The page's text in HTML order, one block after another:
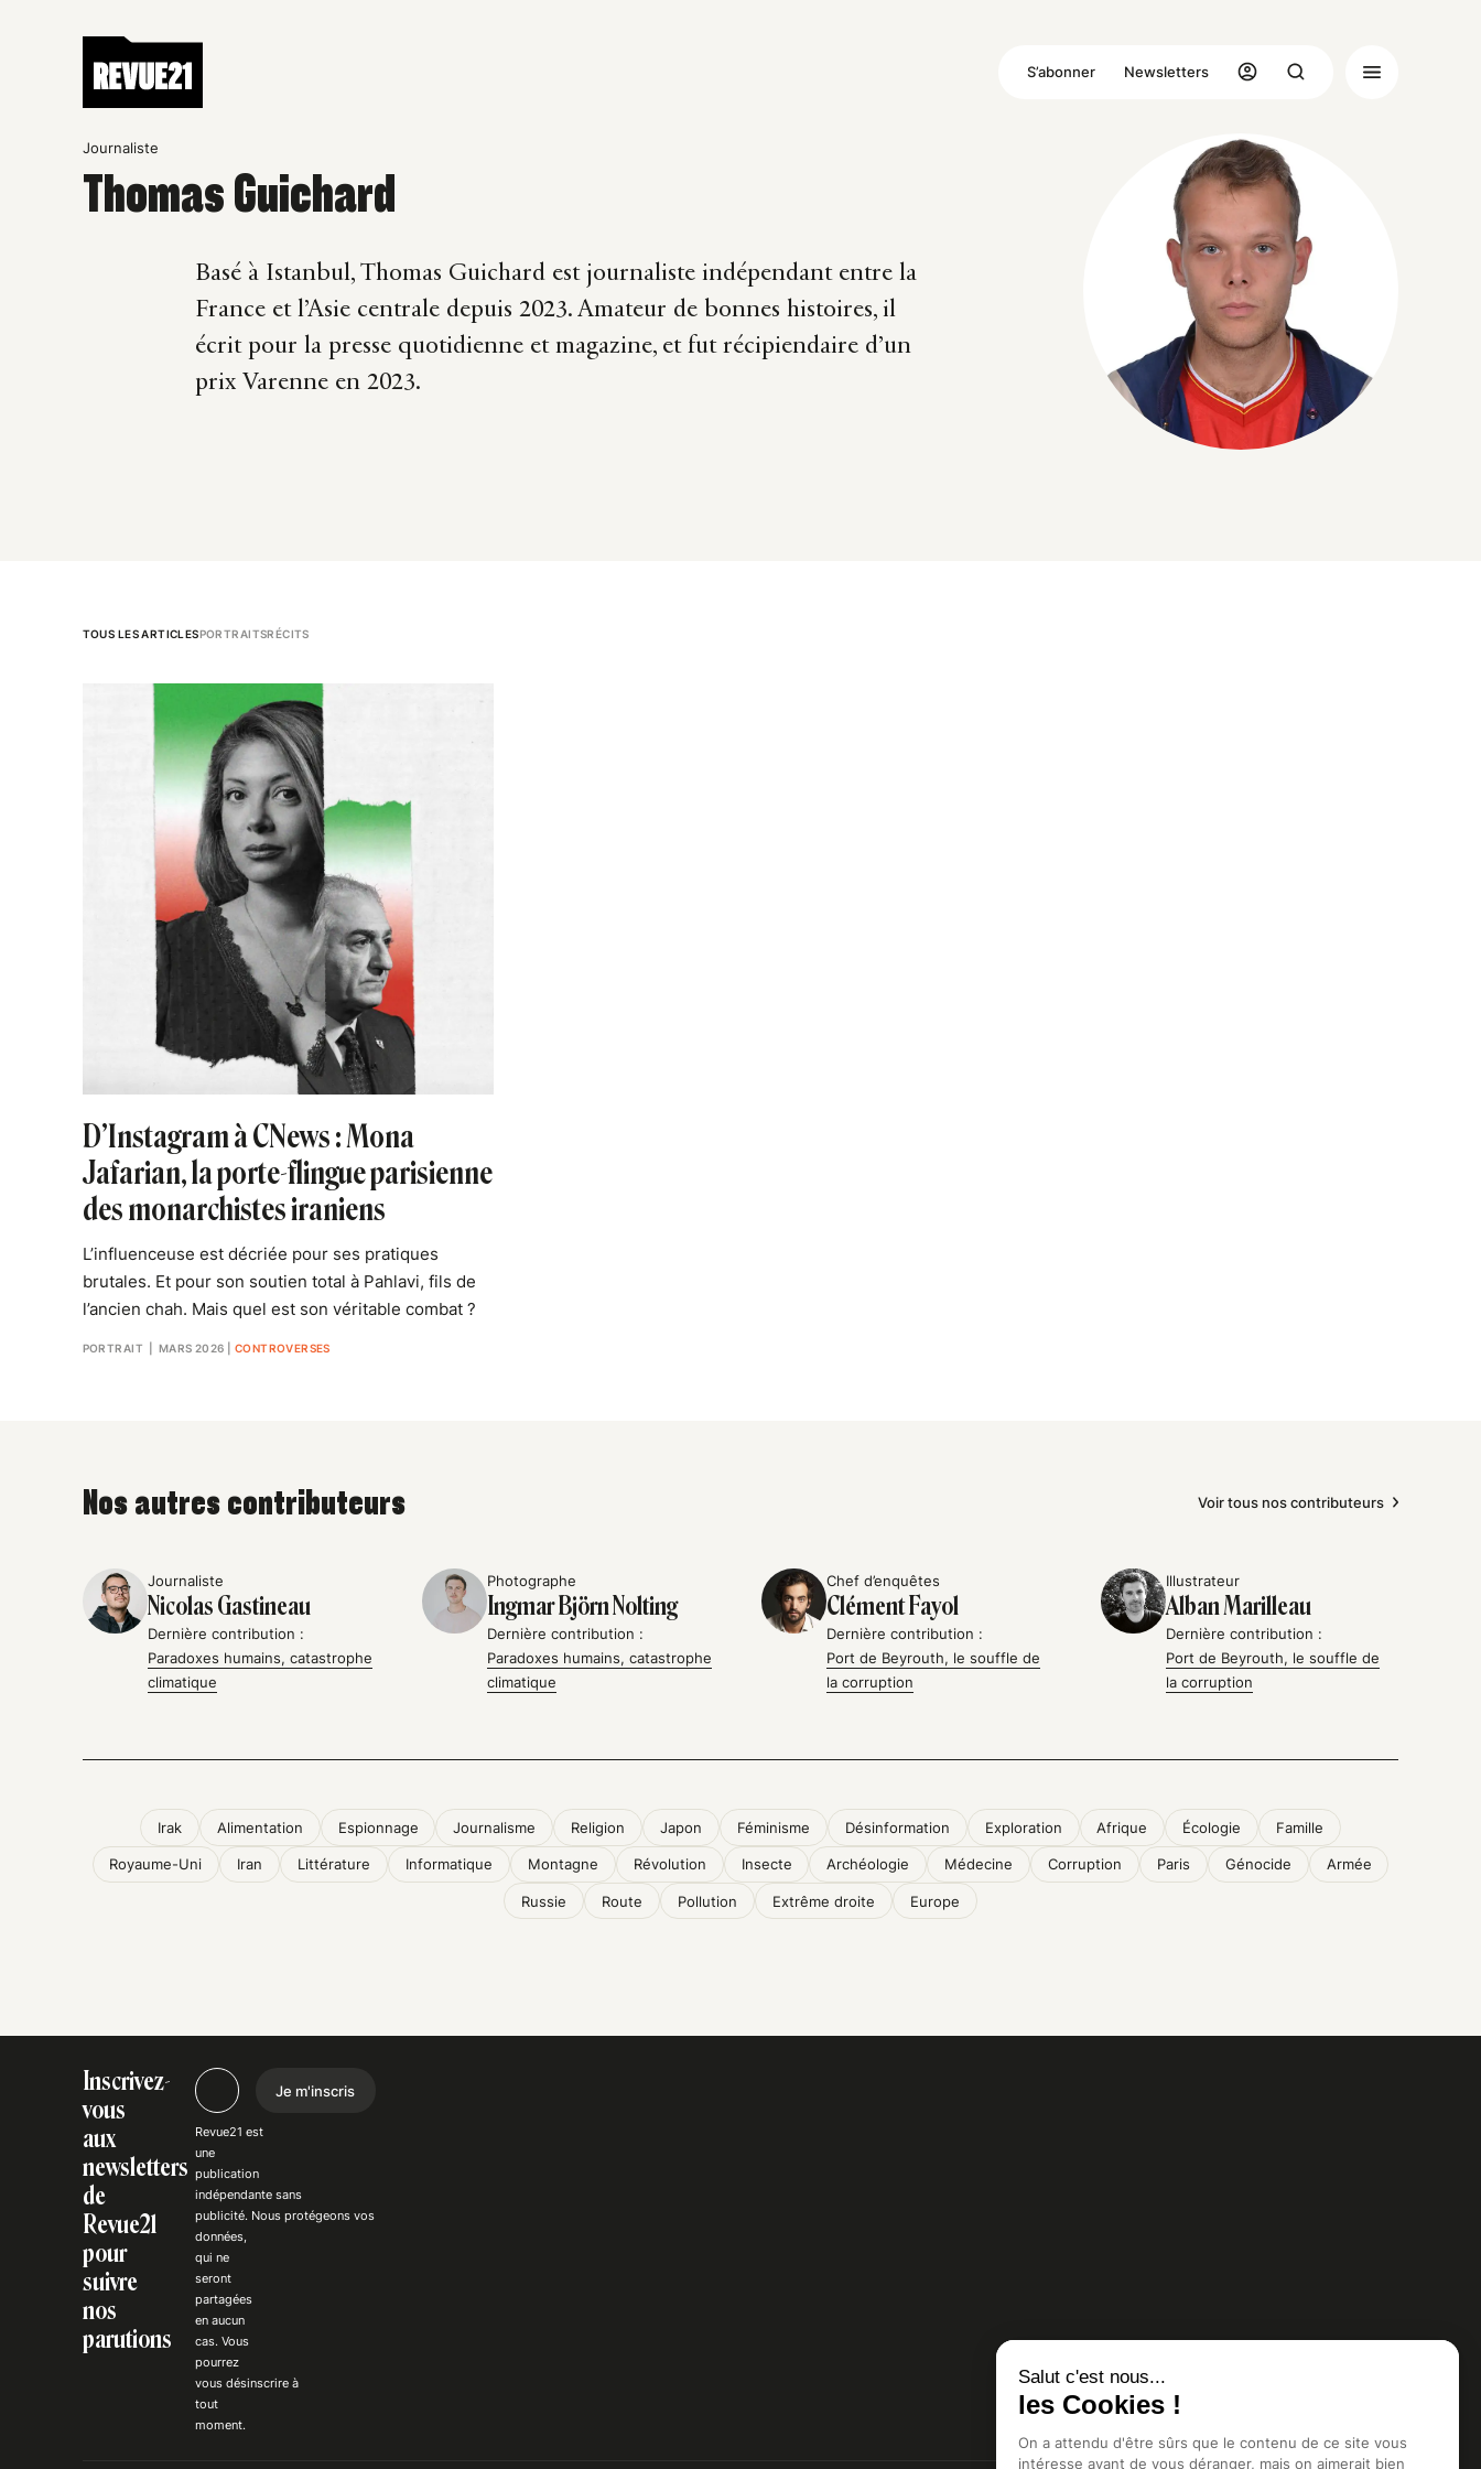
S’abonner Newsletters
Journaliste
Thomas Guichard
Basé à Istanbul, Thomas Guichard est journaliste indépendant entre la
France et l’Asie centrale depuis 2023. Amateur de bonnes histoires, il
écrit pour la presse quotidienne et magazine, et fut récipiendaire d’un
prix Varenne en 2023.
TOUS LES ARTICLESPORTRAITSRÉCITS
D’Instagram à CNews : Mona
Jafarian, la porte-flingue parisienne
des monarchistes iraniens
L’influenceuse est décriée pour ses pratiques
brutales. Et pour son soutien total à Pahlavi, fils de
l’ancien chah. Mais quel est son véritable combat ?
PORTRAIT | MARS 2026 CONTROVERSES
Nos autres contributeurs Voir tous nos contributeurs
Journaliste
Nicolas Gastineau
Dernière contribution :
Paradoxes humains, catastrophe
climatique
Photographe
Ingmar Björn Nolting
Dernière contribution :
Paradoxes humains, catastrophe
climatique
Chef d’enquêtes
Clément Fayol
Dernière contribution :
Port de Beyrouth, le souffle de
la corruption
Illustrateur
Alban Marilleau
Dernière contribution :
Port de Beyrouth, le souffle de
la corruption
Irak Alimentation Espionnage Journalisme Religion Japon Féminisme Désinformation Exploration Afrique Écologie Famille
Royaume-Uni Iran Littérature Informatique Montagne Révolution Insecte Archéologie Médecine Corruption Paris Génocide Armée
Russie Route Pollution Extrême droite Europe
Inscrivez-
vous
aux
newsletters
de
Revue21
pour
suivre
nos
parutions
Je m'inscris
Revue21 est
une
publication
indépendantesans
publicité. Nousprotégeons vos
données,
qui ne
seront
partagées
en aucun
cas. Vous
pourrez
vousdésinscrire à
tout
moment.